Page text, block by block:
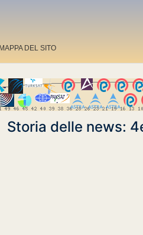
MAPPA DEL SITO
Storia delle news: